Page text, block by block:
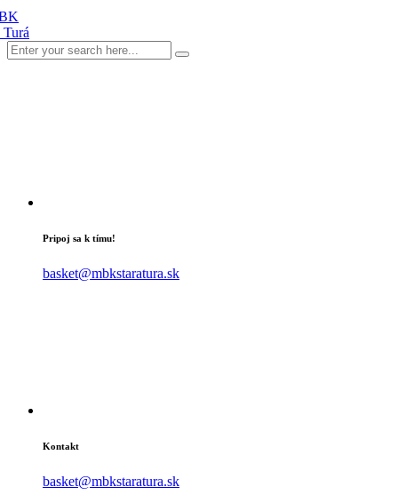
Pripoj sa k tímu!
basket@mbkstaratura.sk
Kontakt
basket@mbkstaratura.sk